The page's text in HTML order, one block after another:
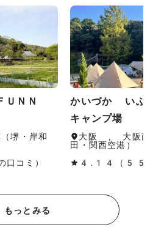
ＮＮ
堺・岸和
コミ）
かいづか いぶき
キャンプ場
大阪 , 大阪南部
田・関西空港）
4.14（55件の
もっとみる